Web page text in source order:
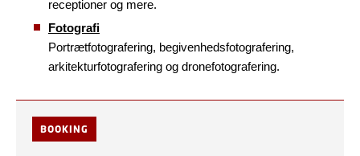
receptioner og mere.
Fotografi
Portrætfotografering, begivenhedsfotografering,
arkitekturfotografering og dronefotografering.
BOOKING